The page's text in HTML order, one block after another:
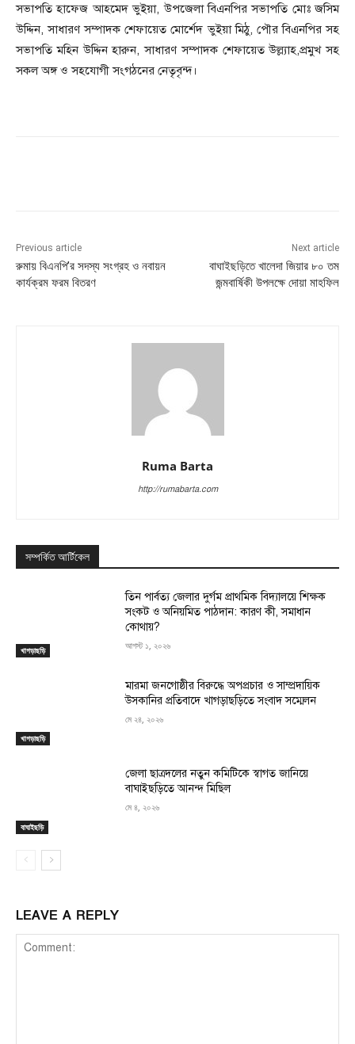
সভাপতি হাফেজ আহমেদ ভুইয়া, উপজেলা বিএনপির সভাপতি মোঃ জসিম
উদ্দিন, সাধারণ সম্পাদক শেফায়েত মোর্শেদ ভুইয়া মিঠু, পৌর বিএনপির সহ
সভাপতি মহিন উদ্দিন হারুন, সাধারণ সম্পাদক শেফায়েত উল্ল্যাহ,প্রমুখ সহ
সকল অঙ্গ ও সহযোগী সংগঠনের নেতৃবৃন্দ।
Previous article
রুমায় বিএনপি’র সদস্য সংগ্রহ ও নবায়ন
কার্যক্রম ফরম বিতরণ
Next article
বাঘাইছড়িতে খালেদা জিয়ার ৮০ তম
জন্মবার্ষিকী উপলক্ষে দোয়া মাহফিল
Ruma Barta
http://rumabarta.com
সম্পর্কিত আর্টিকেল
খাগড়াছড়ি
তিন পার্বত্য জেলার দুর্গম প্রাথমিক বিদ্যালয়ে শিক্ষক
সংকট ও অনিয়মিত পাঠদান: কারণ কী, সমাধান
কোথায়?
আগস্ট ১, ২০২৬
খাগড়াছড়ি
মারমা জনগোষ্ঠীর বিরুদ্ধে অপপ্রচার ও সাম্প্রদায়িক
উসকানির প্রতিবাদে খাগড়াছড়িতে সংবাদ সম্মেলন
মে ২৪, ২০২৬
বাঘাইছড়ি
জেলা ছাত্রদলের নতুন কমিটিকে স্বাগত জানিয়ে
বাঘাইছড়িতে আনন্দ মিছিল
মে ৪, ২০২৬
LEAVE A REPLY